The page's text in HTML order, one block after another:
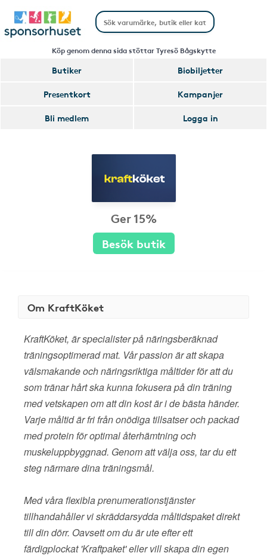
Köp genom denna sida stöttar Tyresö Bågskytte
Butiker
Biobiljetter
Presentkort
Kampanjer
Bli medlem
Logga in
Ger 15%
Besök butik
Om KraftKöket
KraftKöket, är specialister på näringsberäknad
träningsoptimerad mat. Vår passion är att skapa
välsmakande och näringsriktiga måltider för att du
som tränar hårt ska kunna fokusera på din träning
med vetskapen om att din kost är i de bästa händer.
Varje måltid är fri från onödiga tillsatser och packad
med protein för optimal återhämtning och
muskeluppbyggnad. Genom att välja oss, tar du ett
steg närmare dina träningsmål.
Med våra flexibla prenumerationstjänster
tillhandahåller vi skräddarsydda måltidspaket direkt
till din dörr. Oavsett om du är ute efter ett
färdigplockat 'Kraftpaket' eller vill skapa din egen